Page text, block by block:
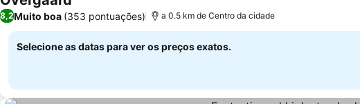
8,2Muito boa (353 pontuações) a 0.5 km de Centro da cidade
Selecione as datas para ver os preços exatos.